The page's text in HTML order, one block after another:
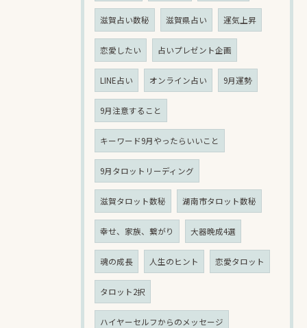
滋賀占い数秘 滋賀県占い 運気上昇
恋愛したい 占いプレゼント企画
LINE占い オンライン占い 9月運勢
9月注意すること
キーワード9月やったらいいこと
9月タロットリーディング
滋賀タロット数秘 湖南市タロット数秘
幸せ、家族、繋がり 大器晩成4選
魂の成長 人生のヒント 恋愛タロット
タロット2択
ハイヤーセルフからのメッセージ